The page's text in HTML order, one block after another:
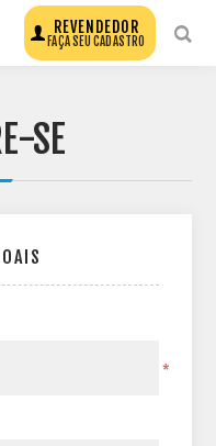
REVENDEDOR
FAÇA SEU CADASTRO
SE
*